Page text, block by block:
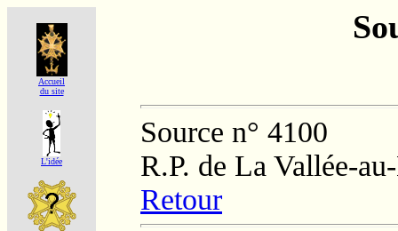
Accueil
du site
L'idée
Source n° 4100
R.P. de La Vallée-
Retour